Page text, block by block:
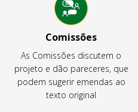
Comissões
As Comissões discutem o
projeto e dão pareceres, que
podem sugerir emendas ao
texto original